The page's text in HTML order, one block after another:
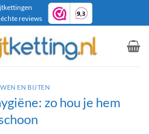
reviews
EN BIJTEN
zo hou je hem